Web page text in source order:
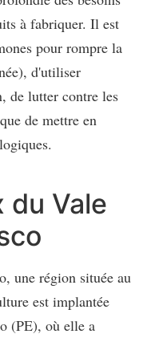
à fabriquer. Il est
pour rompre la
d'utiliser
de lutter contre les
de mettre en
du Vale
une région située au
est implantée
(PE), où elle a